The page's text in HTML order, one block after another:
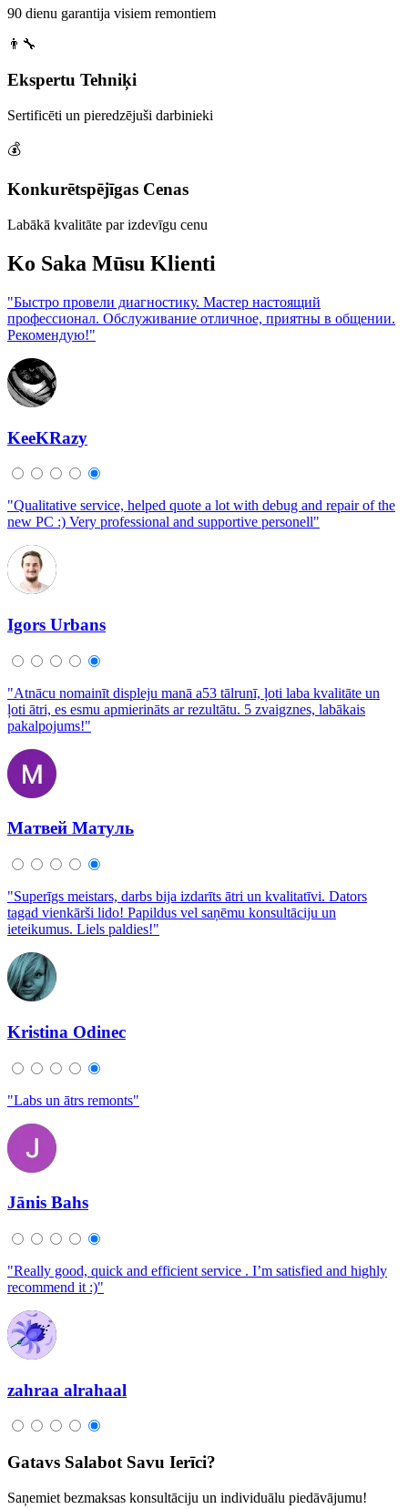
90 dienu garantija visiem remontiem
👨‍🔧
Ekspertu Tehniķi
Sertificēti un pieredzējuši darbinieki
💰
Konkurētspējīgas Cenas
Labākā kvalitāte par izdevīgu cenu
Ko Saka Mūsu Klienti
"Быстро провели диагностику. Мастер настоящий
профессионал. Обслуживание отличное, приятны в общении.
Рекомендую!"
KeeKRazy
"Qualitative service, helped quote a lot with debug and repair of the
new PC :) Very professional and supportive personell"
Igors Urbans
"Atnācu nomainīt displeju manā a53 tālrunī, ļoti laba kvalitāte un
ļoti ātri, es esmu apmierināts ar rezultātu. 5 zvaigznes, labākais
pakalpojums!"
Матвей Матуль
"Superīgs meistars, darbs bija izdarīts ātri un kvalitatīvi. Dators
tagad vienkārši lido! Papildus vel saņēmu konsultāciju un
ieteikumus. Liels paldies!"
Kristina Odinec
"Labs un ātrs remonts"
Jānis Bahs
"Really good, quick and efficient service . I’m satisfied and highly
recommend it :)"
zahraa alrahaal
Gatavs Salabot Savu Ierīci?
Saņemiet bezmaksas konsultāciju un individuālu piedāvājumu!